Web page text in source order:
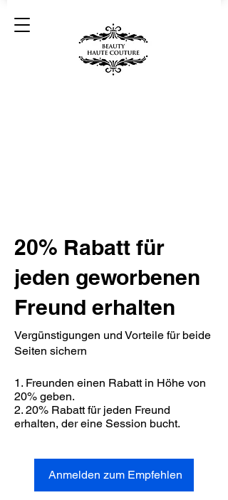
20% Rabatt für
jeden geworbenen
Freund erhalten
Vergünstigungen und Vorteile für beide
Seiten sichern
Freunden einen Rabatt in Höhe von
20% geben.
20% Rabatt für jeden Freund
erhalten, der eine Session bucht.
Anmelden zum Empfehlen